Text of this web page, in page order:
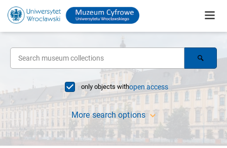
only objects withopen access
More search options